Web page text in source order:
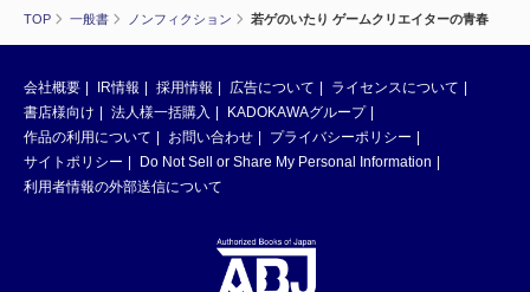
TOP 一般書 ノンフィクション 若ゲのいたり ゲームクリエイターの青春
会社概要 IR情報 採用情報 広告について
ライセンスについて
書店様向け
法人様一括購入
KADOKAWAグループ
作品の利用について
お問い合わせ
プライバシーポリシー
サイトポリシー
Do Not Sell or Share My Personal Information
利用者情報の外部送信について